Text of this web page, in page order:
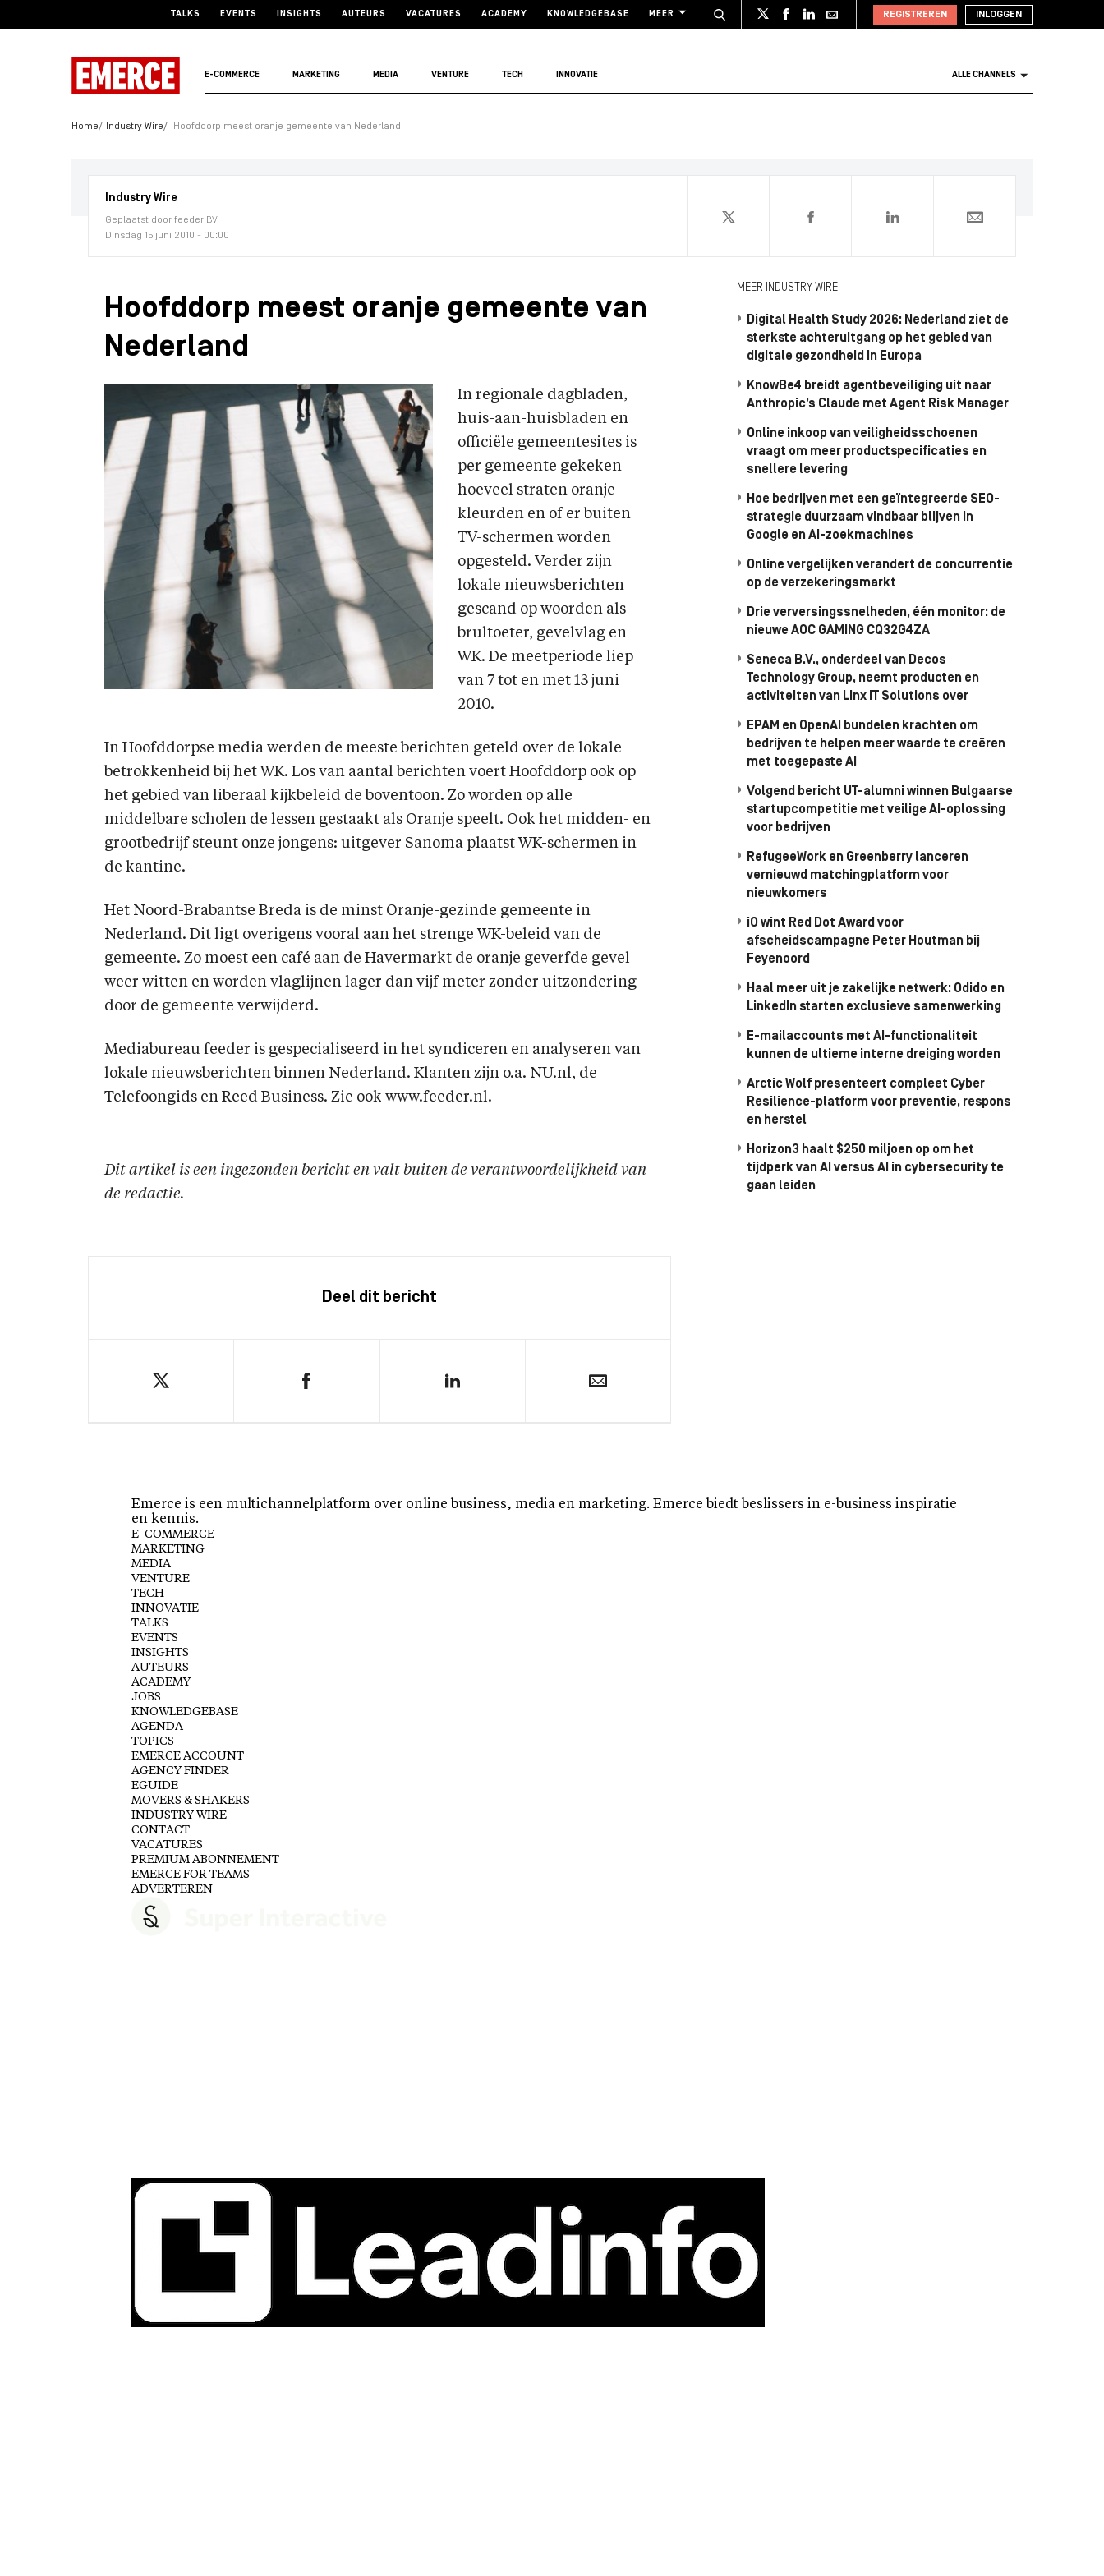
TALKS EVENTS INSIGHTS AUTEURS VACATURES ACADEMY KNOWLEDGEBASE MEER REGISTREREN INLOGGEN
E-COMMERCE MARKETING MEDIA VENTURE TECH INNOVATIE ALLE CHANNELS
Home Industry Wire Hoofddorp meest oranje gemeente van Nederland
Industry Wire
Geplaatst door feeder BV
Dinsdag 15 juni 2010 - 00:00
0
Hoofddorp meest oranje gemeente van
Nederland
In regionale dagbladen,
huis-aan-huisbladen en
officiële gemeentesites is
per gemeente gekeken
hoeveel straten oranje
kleurden en of er buiten
TV-schermen worden
opgesteld. Verder zijn
lokale nieuwsberichten
gescand op woorden als
brultoeter, gevelvlag en
WK. De meetperiode liep
van 7 tot en met 13 juni
2010.
In Hoofddorpse media werden de meeste berichten geteld over de lokale
betrokkenheid bij het WK. Los van aantal berichten voert Hoofddorp ook op
het gebied van liberaal kijkbeleid de boventoon. Zo worden op alle
middelbare scholen de lessen gestaakt als Oranje speelt. Ook het midden- en
grootbedrijf steunt onze jongens: uitgever Sanoma plaatst WK-schermen in
de kantine.
Het Noord-Brabantse Breda is de minst Oranje-gezinde gemeente in
Nederland. Dit ligt overigens vooral aan het strenge WK-beleid van de
gemeente. Zo moest een café aan de Havermarkt de oranje geverfde gevel
weer witten en worden vlaglijnen lager dan vijf meter zonder uitzondering
door de gemeente verwijderd.
Mediabureau feeder is gespecialiseerd in het syndiceren en analyseren van
lokale nieuwsberichten binnen Nederland. Klanten zijn o.a. NU.nl, de
Telefoongids en Reed Business. Zie ook www.feeder.nl.
Dit artikel is een ingezonden bericht en valt buiten de verantwoordelijkheid van
de redactie.
Deel dit bericht
MEER INDUSTRY WIRE
Digital Health Study 2026: Nederland ziet de
sterkste achteruitgang op het gebied van
digitale gezondheid in Europa
KnowBe4 breidt agentbeveiliging uit naar
Anthropic’s Claude met Agent Risk Manager
Online inkoop van veiligheidsschoenen
vraagt om meer productspecificaties en
snellere levering
Hoe bedrijven met een geïntegreerde SEO-
strategie duurzaam vindbaar blijven in
Google en AI-zoekmachines
Online vergelijken verandert de concurrentie
op de verzekeringsmarkt
Drie verversingssnelheden, één monitor: de
nieuwe AOC GAMING CQ32G4ZA
Seneca B.V., onderdeel van Decos
Technology Group, neemt producten en
activiteiten van Linx IT Solutions over
EPAM en OpenAI bundelen krachten om
bedrijven te helpen meer waarde te creëren
met toegepaste AI
Volgend bericht UT-alumni winnen Bulgaarse
startupcompetitie met veilige AI-oplossing
voor bedrijven
RefugeeWork en Greenberry lanceren
vernieuwd matchingplatform voor
nieuwkomers
iO wint Red Dot Award voor
afscheidscampagne Peter Houtman bij
Feyenoord
Haal meer uit je zakelijke netwerk: Odido en
LinkedIn starten exclusieve samenwerking
E-mailaccounts met AI-functionaliteit
kunnen de ultieme interne dreiging worden
Arctic Wolf presenteert compleet Cyber
Resilience-platform voor preventie, respons
en herstel
Horizon3 haalt $250 miljoen op om het
tijdperk van AI versus AI in cybersecurity te
gaan leiden
Emerce is een multichannelplatform over online business, media en marketing. Emerce biedt beslissers in e-business inspiratie
en kennis.
E-COMMERCE
MARKETING
MEDIA
VENTURE
TECH
INNOVATIE
TALKS
EVENTS
INSIGHTS
AUTEURS
ACADEMY
JOBS
KNOWLEDGEBASE
AGENDA
TOPICS
EMERCE ACCOUNT
AGENCY FINDER
EGUIDE
MOVERS & SHAKERS
INDUSTRY WIRE
CONTACT
VACATURES
PREMIUM ABONNEMENT
EMERCE FOR TEAMS
ADVERTEREN